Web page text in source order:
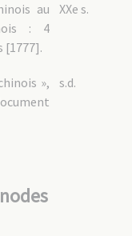
成都)
1900), VA de Mandchourie
XXe s.
au
: 4
[1777].
s.d.
»,